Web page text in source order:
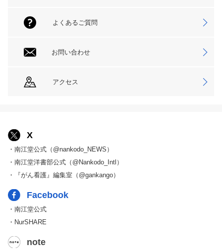
よくあるご質問
お問い合わせ
アクセス
X
・南江堂公式（@nankodo_NEWS）
・南江堂洋書部公式（@Nankodo_Intl）
・『がん看護』編集室（@gankango）
Facebook
・南江堂公式
・NurSHARE
note